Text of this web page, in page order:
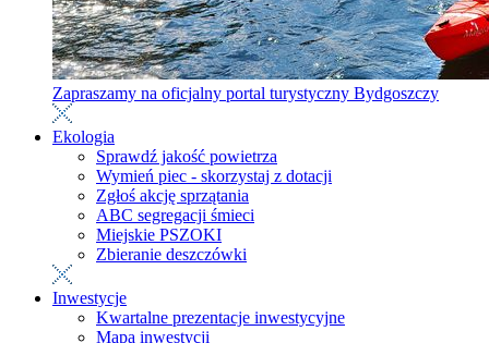
Zapraszamy na oficjalny portal turystyczny Bydgoszczy
Ekologia
Sprawdź jakość powietrza
Wymień piec - skorzystaj z dotacji
Zgłoś akcję sprzątania
ABC segregacji śmieci
Miejskie PSZOKI
Zbieranie deszczówki
Inwestycje
Kwartalne prezentacje inwestycyjne
Mapa inwestycji